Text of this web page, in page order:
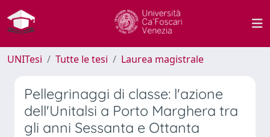
UNITesi Tutte le tesi Laurea magistrale
Pellegrinaggi di classe: l'azione
dell'Unitalsi a Porto Marghera tra
gli anni Sessanta e Ottanta